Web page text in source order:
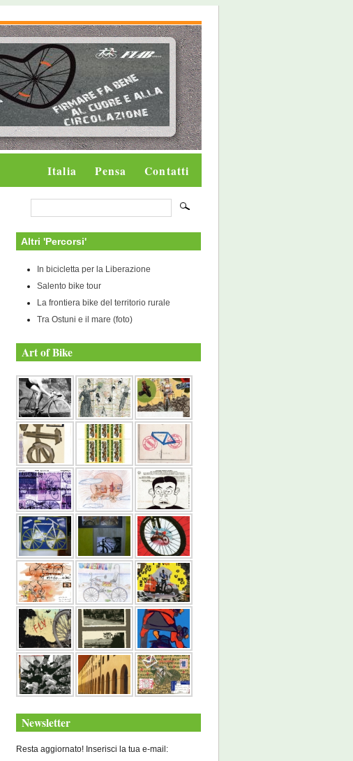
Italia Pensa Contatti
Altri 'Percorsi'
In bicicletta per la Liberazione
Salento bike tour
La frontiera bike del territorio rurale
Tra Ostuni e il mare (foto)
Art of Bike
Newsletter
Resta aggiornato! Inserisci la tua e-mail: